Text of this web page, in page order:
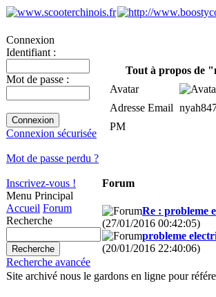
Connexion
Identifiant :
Mot de passe :
Connexion sécurisée
Mot de passe perdu ?
Inscrivez-vous !
Menu Principal
Accueil Forum
Recherche
Recherche avancée
Tout à propos de
Avatar
Adresse Email
PM
Forum
Re : probleme
(27/01/2016 00:42:05)
probleme
(20/01/2016 22:40:06)
Site archivé nous le gardons en ligne pour